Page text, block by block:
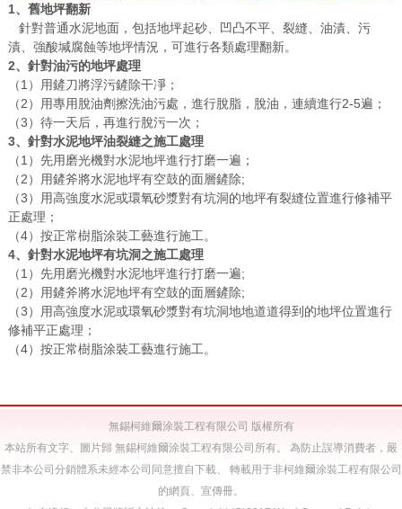
1、舊地坪翻新
針對普通水泥地面，包括地坪起砂、凹凸不平、裂縫、油漬、污
漬、強酸堿腐蝕等地坪情況，可進行各類處理翻新。
2、針對油污的地坪處理
（1）用鏟刀將浮污鏟除干凈；
（2）用專用脫油劑擦洗油污處，進行脫脂，脫油，連續進行2-5遍；
（3）待一天后，再進行脫污一次；
3、針對水泥地坪油裂縫之施工處理
（1）先用磨光機對水泥地坪進行打磨一遍；
（2）用鏟斧將水泥地坪有空鼓的面層鏟除;
（3）用高強度水泥或環氧砂漿對有坑洞的地坪有裂縫位置進行修補平
正處理；
（4）按正常樹脂涂裝工藝進行施工。
4、針對水泥地坪有坑洞之施工處理
（1）先用磨光機對水泥地坪進行打磨一遍;
（2）用鏟斧將水泥地坪有空鼓的面層鏟除;
（3）用高強度水泥或環氧砂漿對有坑洞地地道道得到的地坪位置進行
修補平正處理；
（4）按正常樹脂涂裝工藝進行施工。
無錫柯維爾涂裝工程有限公司 版權所有
本站所有文字、圖片歸 無錫柯維爾涂裝工程有限公司所有。 為防止誤導消費者，嚴
禁非本公司分銷體系未經本公司同意擅自下載、 轉載用于非柯維爾涂裝工程有限公司
的網頁、宣傳冊。